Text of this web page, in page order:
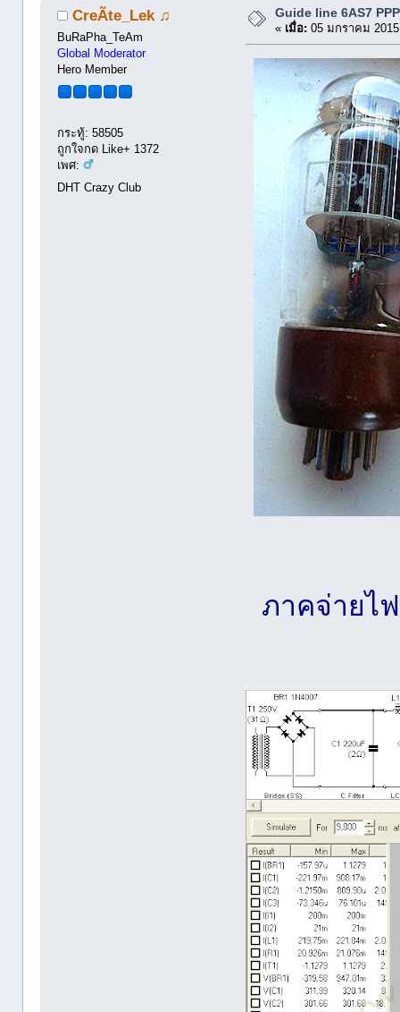
CreÃte_Lek ♫
BuRaPha_TeAm
Global Moderator
Hero Member
กระทู้: 58505
ถูกใจกด Like+ 1372
เพศ:
DHT Crazy Club
Guide line 6AS7
« เมื่อ: 05 มกราคม
ภาคจ่ายไ